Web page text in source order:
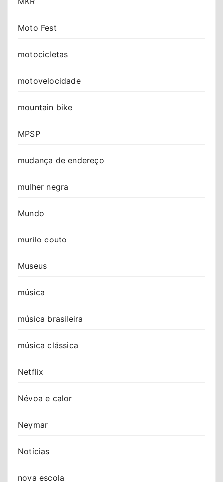
Moto Fest
motocicletas
motovelocidade
mountain bike
MPSP
mudança de endereço
mulher negra
Mundo
murilo couto
Museus
música
música brasileira
música clássica
Netflix
Névoa e calor
Neymar
Notícias
nova escola